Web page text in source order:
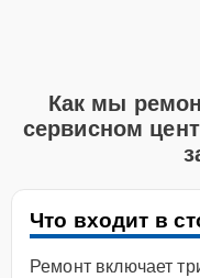
Как мы
сервисном
Что входит в
Ремонт включает